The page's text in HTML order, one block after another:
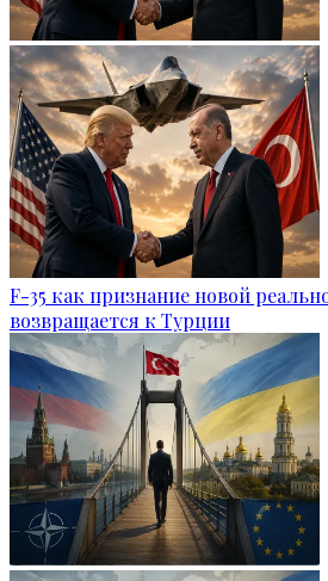
F-35 как признание новой
возвращается к Турции